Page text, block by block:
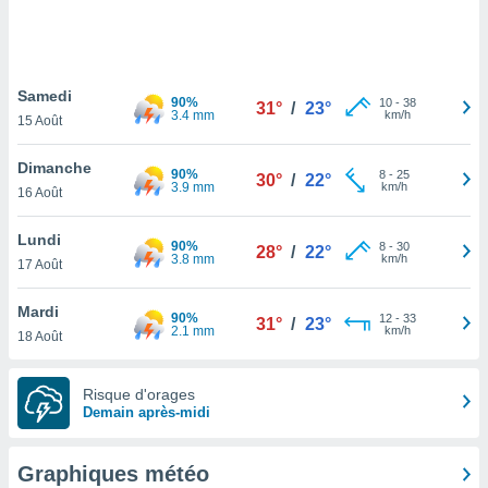
pas
de
à
cas,
que
sur le
et que
Samedi
15 Août
90%
3.4 mm
31° / 23° 10- 38
km/h
Dimanche
16 Août
90%
3.9 mm
30° / 22° 8- 25
km/h
Lundi
17 Août
90%
3.8 mm
28° / 22° 8- 30
km/h
Mardi
18 Août
90%
2.1 mm
31° / 23° 12- 33
km/h
Risque d'orages
Demain après-midi
Graphiques météo